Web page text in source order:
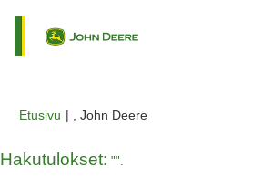
Etusivu | , John Deere(nykyinen
Hakutulokset: "".